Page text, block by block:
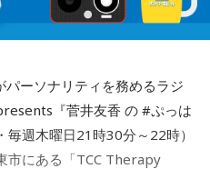
ーソナリティを務めるラジ
『菅井友香 の #ぷっは
週木曜日21時30分～22時）
市にある「TCC Therapy